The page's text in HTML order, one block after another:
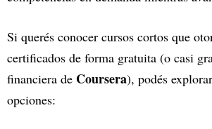
Si querés conocer cursos cortos que
certificados de forma gratuita (o casi
financiera de Coursera), podés
opciones: